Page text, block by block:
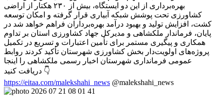
بهره‌برداری از این دو ایستگاه، بیش از ۲۳۰ هکتار از اراضی
کشاورزی تحت پوشش شبکه آبیاری قرار گرفته و امکان توسعه
کشت، افزایش تولید و بهبود درآمد بهره‌برداران فراهم خواهد شد در
پایان، فرماندار ملکشاهی و مدیرکل جهاد کشاورزی استان بر تداوم
همکاری و پیگیری مستمر برای تأمین اعتبارات و تسریع در تکمیل
پروژه‌های اولویت‌دار بخش کشاورزی شهرستان تأکید کردند روابط
عمومی فرمانداری شهرستان اخبار رسمی ملکشاهی را اینجا
دریافت کنید 👇
https://eitaa.com/malekshahi_news @malekshahi_news